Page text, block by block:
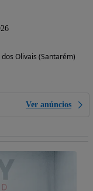
Olivais (Santarém)
Ver anúncios